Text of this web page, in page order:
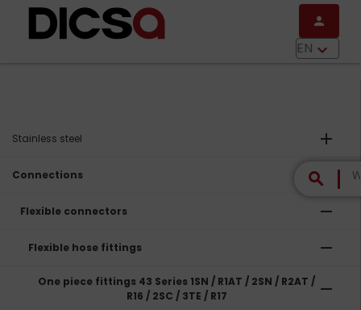
Skip to main content
person
EN keyboard_arrow_down
search
Stainless steel add
Connections remove
Flexible connectors remove
Flexible hose fittings remove
One piece fittings 43 Series 1SN / R1AT / 2SN / R2AT /
R16 / 2SC / 3TE / R17
remove